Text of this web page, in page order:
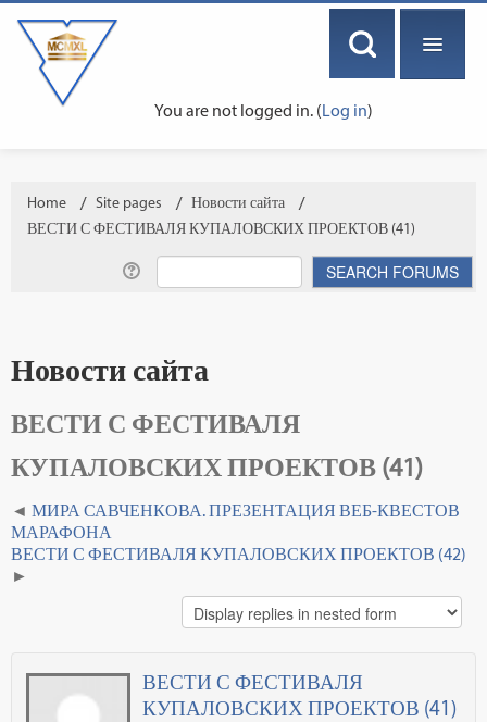
You are not logged in. (Log in)
Home → Site pages → Новости сайта
→
ВЕСТИ С ФЕСТИВАЛЯ КУПАЛОВСКИХ ПРОЕКТОВ (41)
Новости сайта
ВЕСТИ С ФЕСТИВАЛЯ
КУПАЛОВСКИХ ПРОЕКТОВ (41)
МИРА САВЧЕНКОВА. ПРЕЗЕНТАЦИЯ ВЕБ-КВЕСТОВ
МАРАФОНА
ВЕСТИ С ФЕСТИВАЛЯ КУПАЛОВСКИХ ПРОЕКТОВ (42)
ВЕСТИ С ФЕСТИВАЛЯ
КУПАЛОВСКИХ ПРОЕКТОВ (41)